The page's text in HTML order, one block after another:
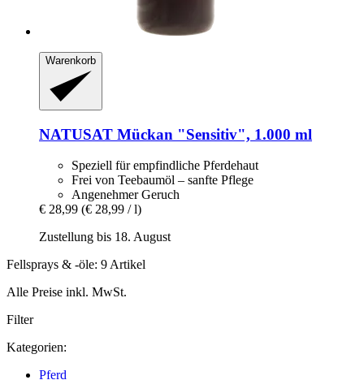
Warenkorb
NATUSAT Mückan "Sensitiv", 1.000 ml
Speziell für empfindliche Pferdehaut
Frei von Teebaumöl – sanfte Pflege
Angenehmer Geruch
€ 28,99 (€ 28,99 / l)
Zustellung bis 18. August
Fellsprays & -öle: 9 Artikel
Alle Preise inkl. MwSt.
Filter
Kategorien:
Pferd